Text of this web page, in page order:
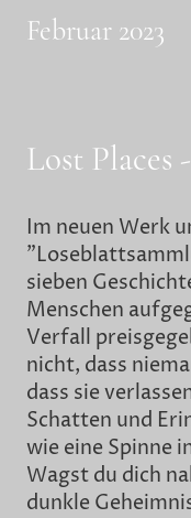
Februar 2023
Lost Places
Im neuen Werk
sieben
Menschen
Verfall
nicht, dass
dass sie
Schatten und
wie eine Spinne
Wagst du dich
dunkle